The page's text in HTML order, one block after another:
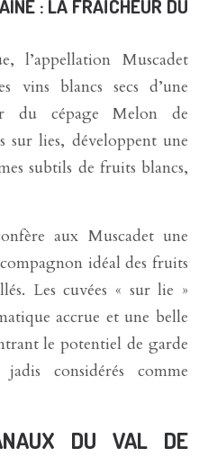
: LA FRAÎCHEUR DU
l’appellation Muscadet
vins blancs secs d’une
du cépage Melon de
sur lies, développent une
subtils de fruits blancs,
aux Muscadet une
idéal des fruits
Les cuvées « sur lie »
accrue et une belle
le potentiel de garde
considérés comme
DU VAL DE